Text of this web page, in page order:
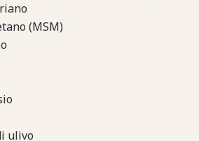
(MSM)
ulivo